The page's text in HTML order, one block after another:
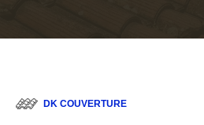
DK COUVERTURE